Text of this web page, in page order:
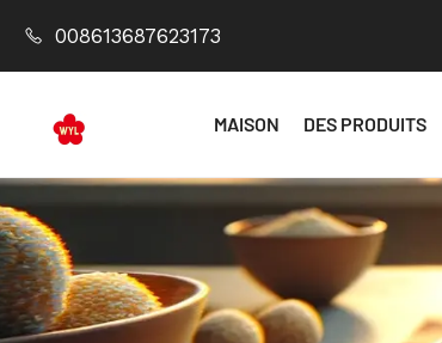
008613687623173
MAISON DES PRODUITS